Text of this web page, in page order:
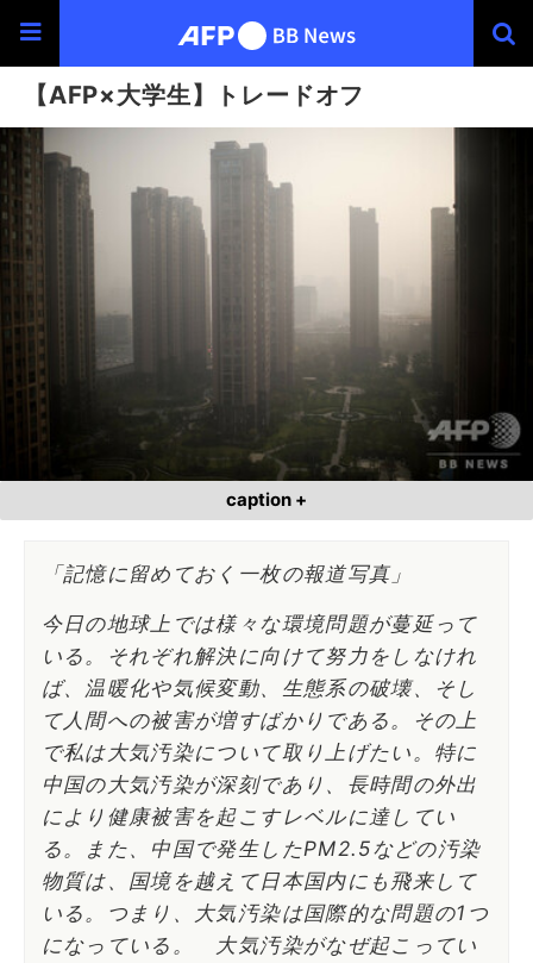
【AFP×大学生】トレードオフ
caption +
「記憶に留めておく一枚の報道写真」
今日の地球上では様々な環境問題が蔓延って
いる。それぞれ解決に向けて努力をしなけれ
ば、温暖化や気候変動、生態系の破壊、そし
て人間への被害が増すばかりである。その上
で私は大気汚染について取り上げたい。特に
中国の大気汚染が深刻であり、長時間の外出
により健康被害を起こすレベルに達してい
る。また、中国で発生したPM2.5などの汚染
物質は、国境を越えて日本国内にも飛来して
いる。つまり、大気汚染は国際的な問題の1つ
になっている。 大気汚染がなぜ起こってい